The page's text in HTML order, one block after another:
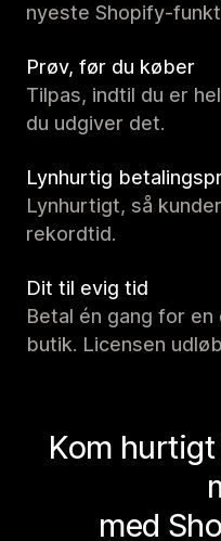
nyeste Shopify-
Prøv, før du køber
Tilpas, indtil du er
du udgiver det.
Lynhurtig
Lynhurtigt, så
rekordtid.
Dit til evig tid
Betal én gang for
butik. Licensen
Kom
med